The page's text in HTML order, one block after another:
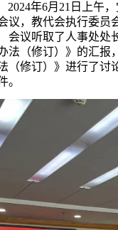
2024年6月21日上午
议，教代会执行委员
会议听取了人事处处
法（修订）》的汇报
（修订）》进行了讨
。